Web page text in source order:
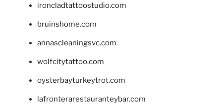
ironcladtattoostudio.com
bruinshome.com
annascleaningsvc.com
wolfcitytattoo.com
oysterbayturkeytrot.com
lafronterarestauranteybar.com